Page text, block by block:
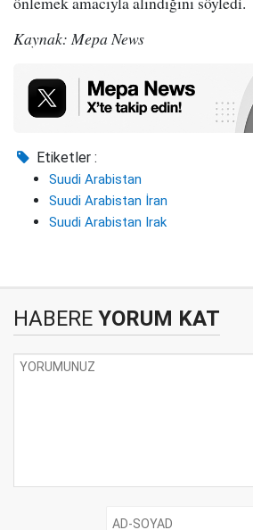
Kaynak: Mepa News
Etiketler :
Suudi Arabistan
Suudi Arabistan İran
Suudi Arabistan Irak
HABERE YORUM KAT